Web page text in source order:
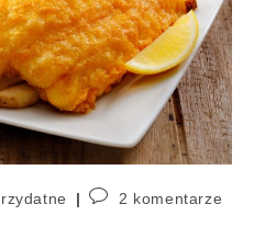
2 komentarze